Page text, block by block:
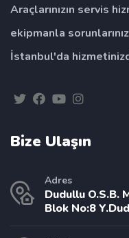
Araçlarınızın servis
ekipmanla
İstanbul'da
Bize Ulaşın
Adres
Dudullu O.S.B.
Blok No:8